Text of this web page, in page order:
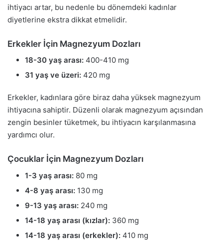
ihtiyacı artar, bu nedenle bu dönemdeki kadınlar
diyetlerine ekstra dikkat etmelidir.
Erkekler İçin Magnezyum Dozları
18-30 yaş arası: 400-410 mg
31 yaş ve üzeri: 420 mg
Erkekler, kadınlara göre biraz daha yüksek magnezyum
ihtiyacına sahiptir. Düzenli olarak magnezyum açısından
zengin besinler tüketmek, bu ihtiyacın karşılanmasına
yardımcı olur.
Çocuklar İçin Magnezyum Dozları
1-3 yaş arası: 80 mg
4-8 yaş arası: 130 mg
9-13 yaş arası: 240 mg
14-18 yaş arası (kızlar): 360 mg
14-18 yaş arası (erkekler): 410 mg